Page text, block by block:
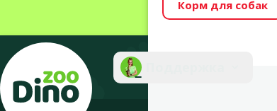
Весь
Корм для собак